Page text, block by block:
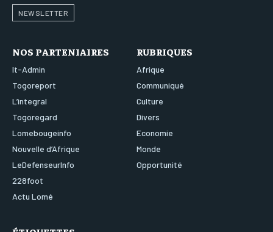
NEWSLETTER
NOS PARTENIAIRES
It-Admin
Togoreport
L’integral
Togoregard
Lomebougeinfo
Nouvelle d’Afrique
LeDefenseurInfo
228foot
Actu Lomé
RUBRIQUES
Afrique
Communiqué
Culture
Divers
Economie
Monde
Opportunité